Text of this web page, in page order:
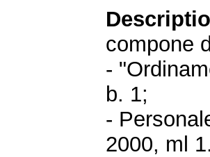
compone
-
b. 1;
-
2000, ml